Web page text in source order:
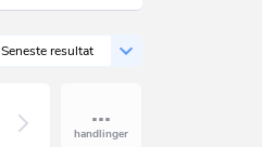
Seneste resultat